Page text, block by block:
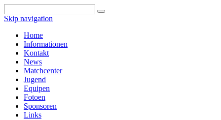
Skip navigation
Home
Informationen
Kontakt
News
Matchcenter
Jugend
Equipen
Fotoen
Sponsoren
Links